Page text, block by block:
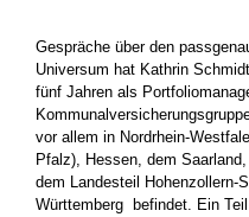
Gespräche über den
Universum hat Kathrin
fünf Jahren als
vor allem in Nordrhein-
Pfalz), Hessen, dem
dem Landesteil Hohenzollern-
Württemberg befindet. Ein